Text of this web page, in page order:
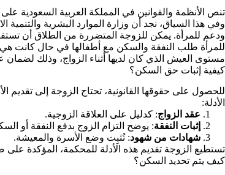
تنص الأنظمة والقوانين في المملكة العربية السعودية
وفي هذا السياق، نجد أن وزارة الموارد البشرية والتنمية
للمرأة طلب النفقة والسكن مع أطفالها في حال كانت
مستوى العيش الذي كان لديها أثناء الزواج، وذلك
كيفية إثبات حق السكن؟
للحصول على حقوقها القانونية، تحتاج الزوجة إلى
الأدلة:
عقد الزواج: كدليل على العلاقة الزوجية.
إثبات النفقة: يوضح التزام الزوج بدفع النفقة أو
شهادات من شهود: تُثبِت وضع الأسرة والمعيشة.
تستطيع الزوجة تقديم هذه الأدلة للمحكمة، المؤكدة
كيف يتم تحديد السكن؟